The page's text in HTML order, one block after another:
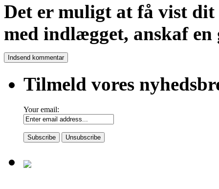
Det er muligt at få vist dit
med indlægget, anskaf
Tilmeld vores
Your email: